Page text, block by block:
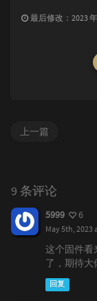
最后修改：2023 年
上一篇
9 条评论
5999 6
May 5th, 2023
这个固件看
了，期待大
回复